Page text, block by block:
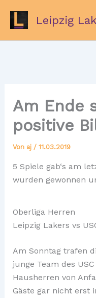
springen
Leipzig
Am Ende
positive
Von aj / 11.03.2019
5 Spiele gab‘s am
wurden gewonnen
Oberliga Herren
Leipzig Lakers vs
Am Sonntag trafen
junge Team des
Hausherren von
Gäste gar nicht erst